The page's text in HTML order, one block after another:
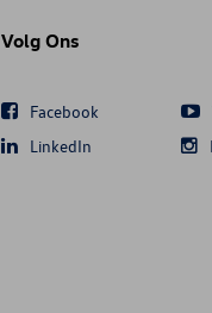
Volg Ons
Facebook
LinkedIn